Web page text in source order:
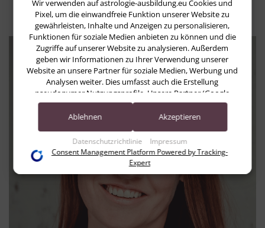
Wir verwenden auf astrologie-ausbildung.eu Cookies und
Pixel, um die einwandfreie Funktion unserer Website zu
gewährleisten, Inhalte und Anzeigen zu personalisieren,
Funktionen für soziale Medien anbieten zu können und die
Zugriffe auf unserer Website zu analysieren. Außerdem
geben wir Informationen zu Ihrer Verwendung unserer
Website an unsere Partner für soziale Medien, Werbung und
Analysen weiter. Dies umfasst auch die Erstellung
pseudonymer Nutzungsprofile. Unsere Partner (Google
Advertising Products) führen diese Informationen
möglicherweise mit weiteren Daten zusammen, die Sie ihnen
Accounts) oder welche sie im Rahmen Ihrer Nutzung der
Dienste gesammelt haben (bspw. Nutzungsdaten anderer
Geräte). Ihre Einwilligung zur Nutzung von Cookies und
Pixeln können Sie jederzeit widerrufen, indem Sie auf den
Datenschutz-Button links unten klicken und dort die
entsprechenden Anpassungen vornehmen.
Zwecke der Datenverarbeitung durch unsere Partner:
Datenschutzrichtlinie Impressum
Ablehnen Akzeptieren
Consent Management Platform Powered by Tracking-
Expert